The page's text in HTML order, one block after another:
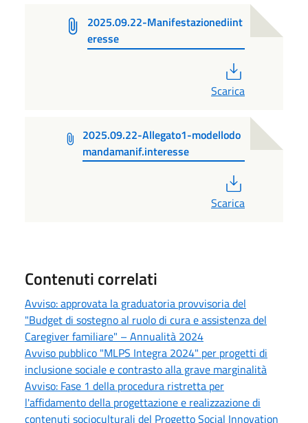
2025.09.22-Manifestazionediint
eresse
Scarica
2025.09.22-Allegato1-modellodo
mandamanif.interesse
Scarica
Contenuti correlati
Avviso: approvata la graduatoria provvisoria del
"Budget di sostegno al ruolo di cura e assistenza del
Caregiver familiare" – Annualità 2024
Avviso pubblico "MLPS Integra 2024" per progetti di
inclusione sociale e contrasto alla grave marginalità
Avviso: Fase 1 della procedura ristretta per
l'affidamento della progettazione e realizzazione di
contenuti socioculturali del Progetto Social Innovation